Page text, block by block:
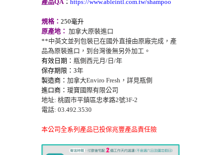
產品QA： https://www.ableintl.com.tw/shampoo
規格： 250毫升
原產地 ： 加拿大原裝進口
**中英文並列包裝已在國外直接由原廠完成，產
品為原裝進口，到台灣後無另外加工。
有效日期 ： 瓶側西元月/ 日/年
保存期限 ：3年
製造商 ： 加拿大Enviro Fresh，詳見瓶側
進口商 ： 璦寶國際有限公司
地址: 桃園市平鎮區忠孝路2號3F-2
電話: 03.492.3530
本公司全系列產品已投保兆豐產品責任險